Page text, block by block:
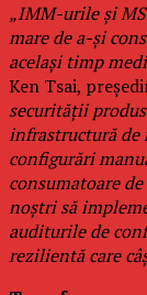
„IMM-urile și
mare de a-și
același timp
Ken Tsai,
securității
infrastructură de
configurări
consumatoare
noștri să
auditurile de
rezilientă care